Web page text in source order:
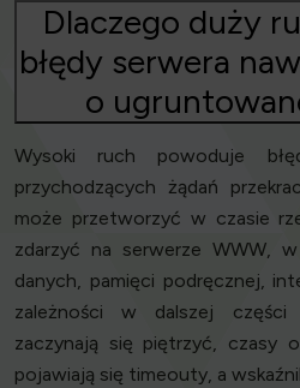
Dlaczego duży
błędy serwera
o
Wysoki ruch powoduje
przychodzących żądań
może przetworzyć w czasie
zdarzyć na serwerze WWW,
danych, pamięci podręcznej,
zależności w dalszej części
zaczynają się piętrzyć, czasy
pojawiają się timeouty, a